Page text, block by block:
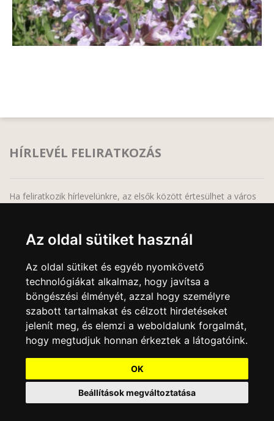
Az oldal sütiket használ
Az oldal sütiket és egyéb nyomkövető
technológiákat alkalmaz, hogy javítsa a
böngészési élményét, azzal hogy személyre
szabott tartalmakat és célzott hirdetéseket
jelenít meg, és elemzi a weboldalunk forgalmát,
hogy megtudjuk honnan érkeztek a látogatóink.
OK
Beállítások megváltoztatása
HÍRLEVÉL FELIRATKOZÁS
Ha feliratkozik hírlevelünkre, az elsők között értesülhet a város
A feliratkozáskor megadott adatait bizalmasan kezeljük, harmadik fél részére semmilyen
körülmények között sem adjuk át, a feliratkozás bármikor megszüntethető, bármely
elektronikus levél alján lévő leiratkozási linkre való kattintással.
©2026 Minden jog fenttartva.www.pecsvarad.hu
FERLING Kft.